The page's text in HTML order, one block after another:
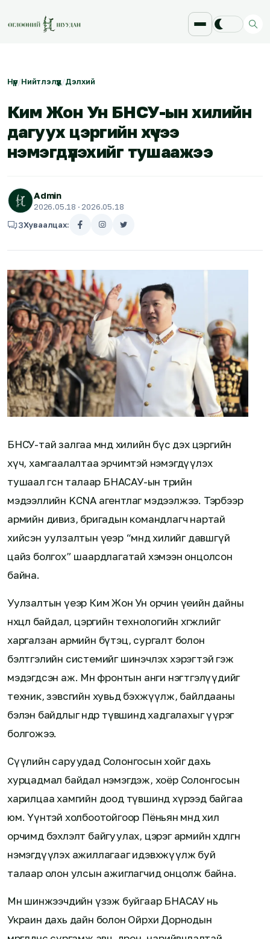
Нүүр/Нийтлэлүүд/Дэлхий
Ким Жон Ун БНСУ-ын хилийн
дагуух цэргийн хүчээ
нэмэгдүүлэхийг тушаажээ
Admin
2026.05.18 · 2026.05.18
3Хуваалцах:
БНСУ-тай залгаа өмнөд хилийн бүс дэх цэргийн
хүч, хамгаалалтаа эрчимтэй нэмэгдүүлэх
тушаал өгсөн талаар БНАСАУ-ын төрийн
мэдээллийн KCNA агентлаг мэдээлжээ. Тэрбээр
армийн дивиз, бригадын командлагч нартай
хийсэн уулзалтын үеэр “өмнөд хилийг давшгүй
цайз болгох” шаардлагатай хэмээн онцолсон
байна.
Уулзалтын үеэр Ким Жон Ун орчин үеийн дайны
нөхцөл байдал, цэргийн технологийн хөгжлийг
харгалзан армийн бүтэц, сургалт болон
бэлтгэлийн системийг шинэчлэх хэрэгтэй гэж
мэдэгдсэн аж. Мөн фронтын анги нэгтгэлүүдийг
техник, зэвсгийн хувьд бэхжүүлж, байлдааны
бэлэн байдлыг өндөр түвшинд хадгалахыг үүрэг
болгожээ.
Сүүлийн саруудад Солонгосын хойг дахь
хурцадмал байдал нэмэгдэж, хоёр Солонгосын
харилцаа хамгийн доод түвшинд хүрээд байгаа
юм. Үүнтэй холбоотойгоор Пёньян өмнөд хил
орчимд бэхлэлт байгуулах, цэрэг армийн хөдөлгөөнөө
нэмэгдүүлэх ажиллагааг идэвхжүүлж буй
талаар олон улсын ажиглагчид онцолж байна.
Мөн шинжээчдийн үзэж буйгаар БНАСАУ нь
Украин дахь дайн болон Ойрхи Дорнодын